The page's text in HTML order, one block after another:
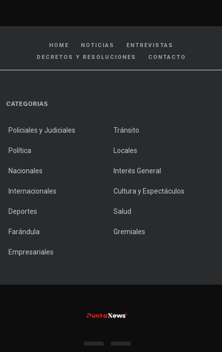
HOME NOTICIAS
ENTREVISTAS
DECRETOS Y RESOLUCIONES
CONTACTO
CATEGORIAS
Policiales y Judiciales Tránsito
Política Locales
Nacionales Interés General
Internacionales Cultura y Espectáculos
Deportes Salud
Farándula Gremiales
Empresariales